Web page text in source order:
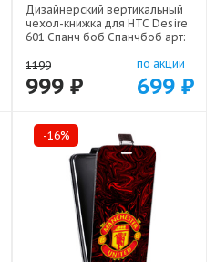
Дизайнерский вертикальный
чехол-книжка для HTC Desire
601 Спанч боб Спанчбоб арт:
1199
999 ₽
по акции
699 ₽
-16%